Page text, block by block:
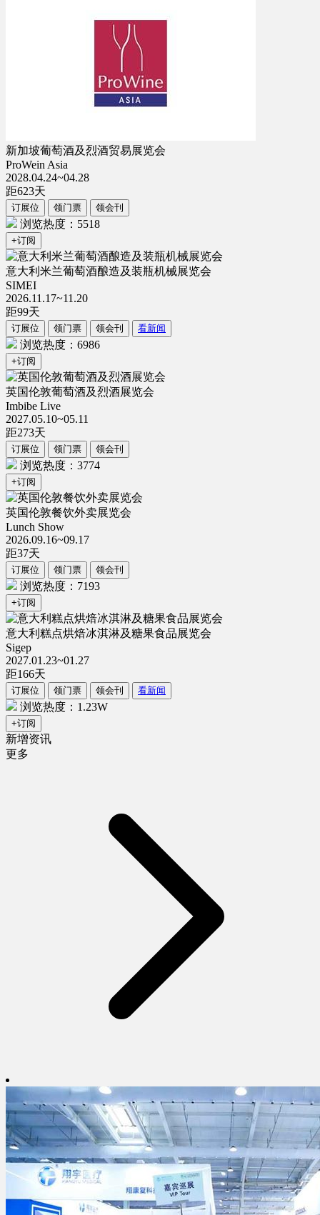
新加坡葡萄酒及烈酒贸易展览会
ProWein Asia
2028.04.24~04.28
距623天
订展位 领门票 领会刊
浏览热度：5518
+订阅
意大利米兰葡萄酒酿造及装瓶机械展览会
SIMEI
2026.11.17~11.20
距99天
订展位 领门票 领会刊 看新闻
浏览热度：6986
+订阅
英国伦敦葡萄酒及烈酒展览会
Imbibe Live
2027.05.10~05.11
距273天
订展位 领门票 领会刊
浏览热度：3774
+订阅
英国伦敦餐饮外卖展览会
Lunch Show
2026.09.16~09.17
距37天
订展位 领门票 领会刊
浏览热度：7193
+订阅
意大利糕点烘焙冰淇淋及糖果食品展览会
Sigep
2027.01.23~01.27
距166天
订展位 领门票 领会刊 看新闻
浏览热度：1.23W
+订阅
新增资讯
更多